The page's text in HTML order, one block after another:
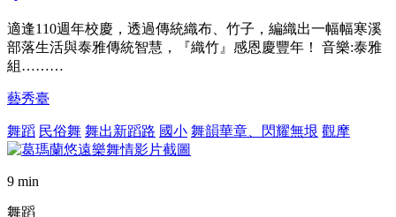
適逢110週年校慶，透過傳統織布、竹子，編織出一幅幅寒溪
部落生活與泰雅傳統智慧，『織竹』感恩慶豐年！ 音樂:泰雅
組………
藝秀臺
舞蹈 民俗舞 舞出新蹈路 國小 舞韻華章、閃耀無垠 觀摩
9 min
舞蹈